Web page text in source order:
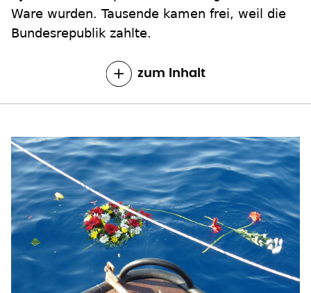
Ware wurden. Tausende kamen frei, weil die
Bundesrepublik zahlte.
zum Inhalt